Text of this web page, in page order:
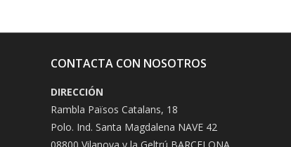
CONTACTA CON NOSOTROS
DIRECCIÓN
Rambla Països Catalans, 18
Polo. Ind. Santa Magdalena NAVE 42